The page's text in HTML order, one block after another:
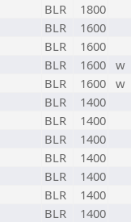
BLR
1800
BLR
1600
BLR
1600
BLR 1600
w
BLR 1600
w
BLR
1400
BLR
1400
BLR
1400
BLR
1400
BLR
1400
BLR
1400
BLR
1400